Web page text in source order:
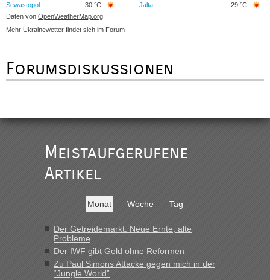
Sewastopol 30 °C Jalta
29 °C
Daten von OpenWeatherMap.org
Mehr Ukrainewetter findet sich im Forum
Forumsdiskussionen
Meistaufgerufene
Artikel
Monat Woche Tag
Der Getreidemarkt: Neue Ernte, alte
Probleme
Der IWF gibt Geld ohne Reformen
Zu Paul Simons Attacke gegen mich in der
“Jungle World”